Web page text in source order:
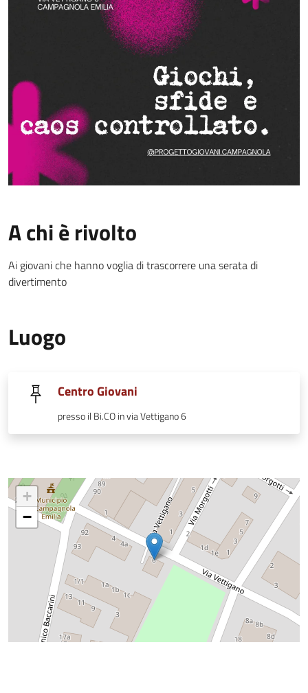
A chi è rivolto
Ai giovani che hanno voglia di trascorrere una serata di
divertimento
Luogo
Centro Giovani
presso il Bi.CO in via Vettigano 6
+
−